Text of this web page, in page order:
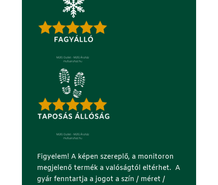
Figyelem! A képen szereplő, a monitoron
megjelenő termék a valóságtól eltérhet. A
gyár fenntartja a jogot a szín / méret /